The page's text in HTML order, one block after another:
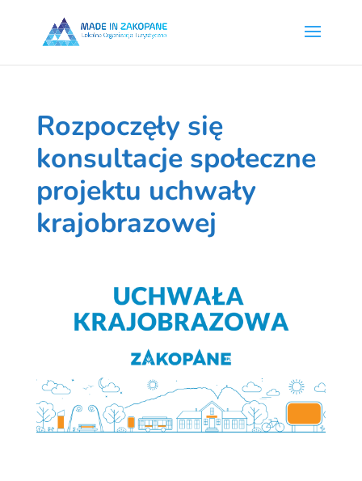
Rozpoczęły się
konsultacje społeczne
projektu uchwały
krajobrazowej